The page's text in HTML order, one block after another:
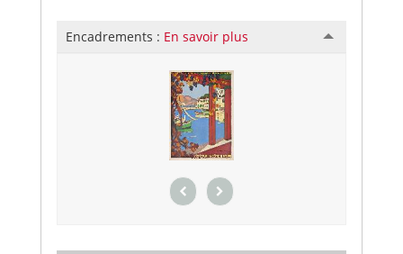
Encadrements : En savoir plus